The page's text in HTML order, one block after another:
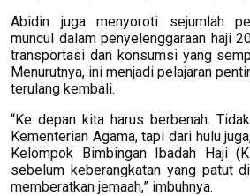
Abidin juga menyoroti sejumlah
muncul dalam penyelenggaraan haji
transportasi dan konsumsi yang
Menurutnya, ini menjadi pelajaran
terulang kembali.
“Ke depan kita harus berbenah.
Kementerian Agama, tapi dari hulu
Kelompok Bimbingan Ibadah Haji
sebelum keberangkatan yang patut
memberatkan jemaah,” imbuhnya.